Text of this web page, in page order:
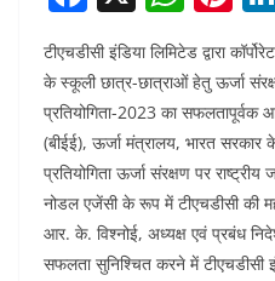
a
c
e
b
o
o
k
h
at
s
A
p
p
nt
er
e
st
टीएचडीसी इंडिया लिमिटेड द्वारा
के स्कूली छात्र-छात्राओं हेतु ऊर्जा
प्रतियोगिता-2023 का सफलतापूर्वक
(बीईई), ऊर्जा मंत्रालय, भारत
प्रतियोगिता ऊर्जा संरक्षण पर
नोडल एजेंसी के रूप में टीएचडीसी की
आर. के. विश्नोई, अध्यक्ष एवं प्रबंध
सफलता सुनिश्चित करने में टीएचडीसी